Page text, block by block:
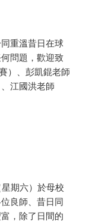
重溫昔日在球
問題，歡迎致
）、彭凱錕老師
江國洪老師
期六）於母校
良師、昔日同
，除了日間的